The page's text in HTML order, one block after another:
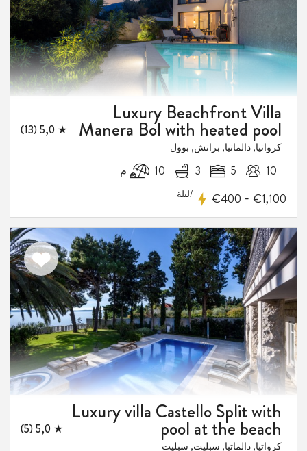
Luxury Beachfront Villa
Manera Bol with heated pool
★ 5,0 (13)
كرواتيا, دالماتيا, براتش, بوول
10
5
3 10 م
€400 - €1,100 /ليلة
اضف
الى
المفضلة
Luxury villa Castello Split with
pool at the beach
★ 5,0 (5)
كرواتيا, دالماتيا, سبليت, سبليت